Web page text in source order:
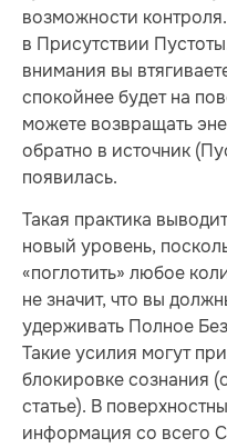
возможности
в Присутствии
внимания вы
спокойнее будет на
можете возвращать
обратно в источник
появилась.
Такая практика
новый уровень,
«поглотить» любое
не значит, что вы
удерживать Полное
Такие усилия могут
блокировке сознания
статье). В
информация со всего